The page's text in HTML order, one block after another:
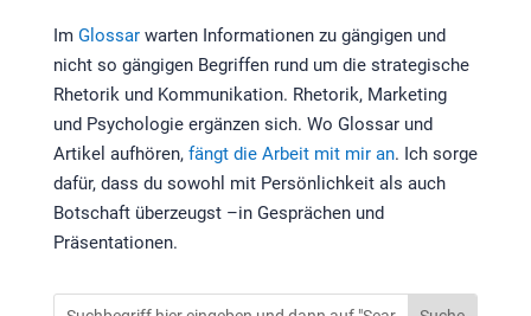
Im Glossarwarten Informationen zu gängigen und
nicht so gängigen Begriffen rund um die strategische
Rhetorik und Kommunikation. Rhetorik, Marketing
und Psychologie ergänzen sich. Wo Glossar und
Artikel aufhören, fängt die Arbeit mit mir an. Ich sorge
dafür, dass du sowohl mit Persönlichkeit als auch
Botschaft überzeugst –in Gesprächen und
Präsentationen.